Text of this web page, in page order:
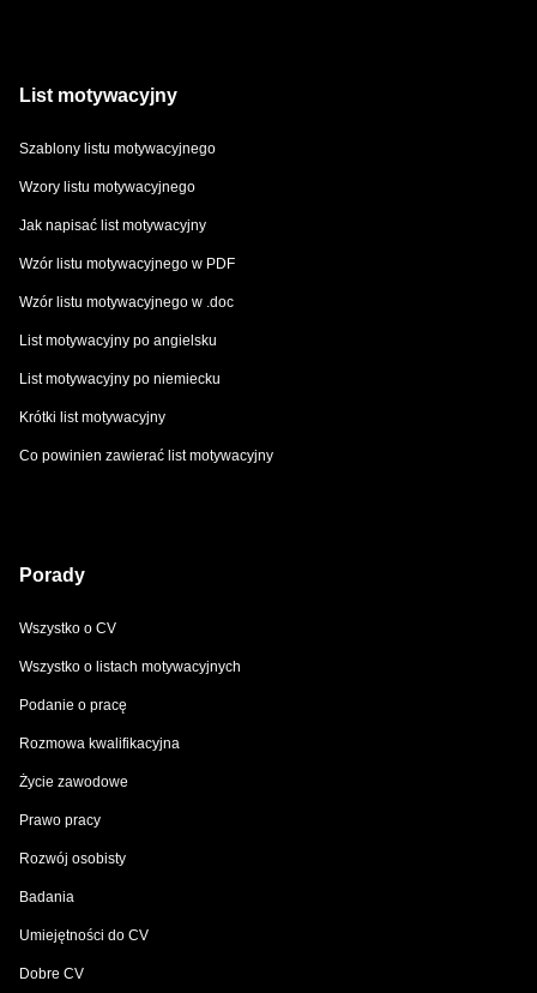
List motywacyjny
Szablony listu motywacyjnego
Wzory listu motywacyjnego
Jak napisać list motywacyjny
Wzór listu motywacyjnego w PDF
Wzór listu motywacyjnego w .doc
List motywacyjny po angielsku
List motywacyjny po niemiecku
Krótki list motywacyjny
Co powinien zawierać list motywacyjny
Porady
Wszystko o CV
Wszystko o listach motywacyjnych
Podanie o pracę
Rozmowa kwalifikacyjna
Życie zawodowe
Prawo pracy
Rozwój osobisty
Badania
Umiejętności do CV
Dobre CV